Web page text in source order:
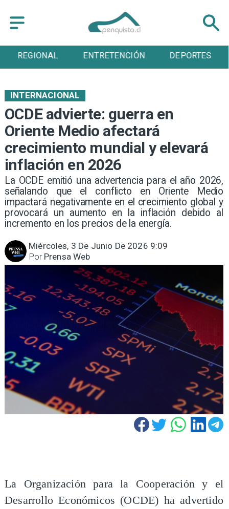
ENTRETENCIÓN DEPORTES CULTURA
OCDE advierte: guerra en
Oriente Medio afectará
crecimiento mundial y elevará
inflación en 2026
La OCDE emitió una advertencia para el año 2026,
señalando que el conflicto en Oriente Medio
impactará negativamente en el crecimiento global y
provocará un aumento en la inflación debido al
incremento en los precios de la energía.
INTERNACIONAL
Miércoles, 3 De Junio De 2026 9:09
Prensa Web
Por
La Organización para la Cooperación y el
Desarrollo Económicos (OCDE) ha advertido